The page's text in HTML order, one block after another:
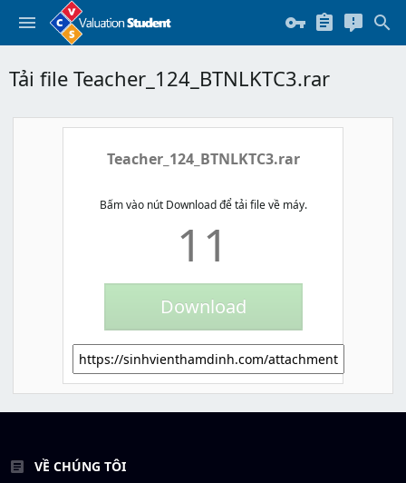
Tải file Teacher_124_BTNLKTC3.rar
Teacher_124_BTNLKTC3.rar
Bấm vào nút Download để tải file về máy.
11
VỀ CHÚNG TÔI